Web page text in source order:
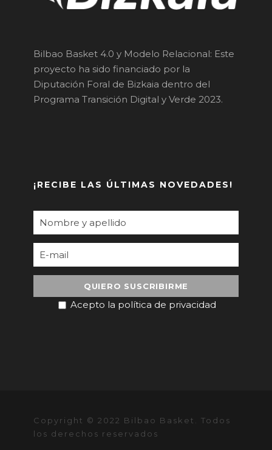
Bilbao Basket 4.0 y Modelo Relacional: Este
proyecto ha sido financiado por la
Diputación Foral de Bizkaia dentro del
Programa Transición Digital y Verde 2023.
¡RECIBE LAS ÚLTIMAS NOVEDADES!
Acepto la política de privacidad
Copyright © 2022 Bilbao Basket. Todos
los derechos reservados